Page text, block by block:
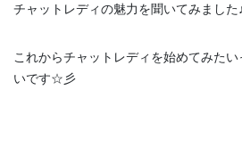
チャットレディの魅力を聞いてみました
これからチャットレディを始めてみた
いです☆彡